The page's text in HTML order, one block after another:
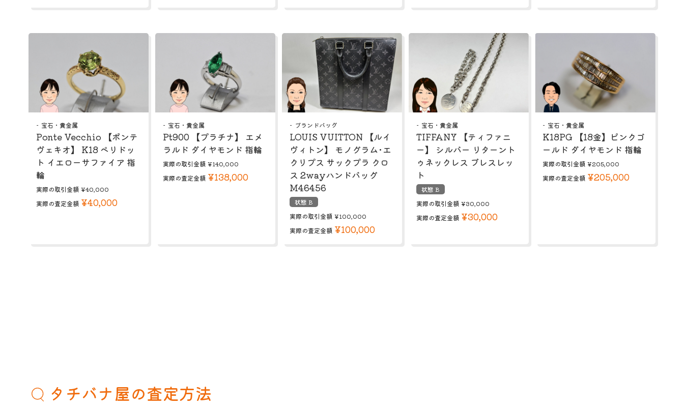
宝石・貴金属
Ponte Vecchio 【ポンテ
ヴェキオ】 K18 ペリドッ
ト イエローサファイア 指
輪
実際の取引金額 ¥40,000
実際の査定金額 ¥40,000
宝石・貴金属
Pt900 【プラチナ】 エメ
ラルド ダイヤモンド 指輪
実際の取引金額 ¥140,000
実際の査定金額 ¥138,000
ブランドバッグ
LOUIS VUITTON 【ルイ
ヴィトン】 モノグラム･エ
クリプス サックプラ クロ
ス 2wayハンドバッグ
M46456
状態 B
実際の取引金額 ¥100,000
実際の査定金額 ¥100,000
宝石・貴金属
TIFFANY 【ティファニ
ー】 シルバー リターント
ゥネックレス ブレスレッ
ト
状態 B
実際の取引金額 ¥30,000
実際の査定金額 ¥30,000
宝石・貴金属
K18PG 【18金】ピンクゴ
ールド ダイヤモンド 指輪
実際の取引金額 ¥205,000
実際の査定金額 ¥205,000
タチバナ屋の査定方法